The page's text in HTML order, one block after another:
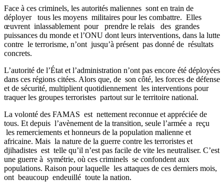
Face à ces criminels, les autorités maliennes sont en train de
déployer tous les moyens militaires pour les combattre. Elles
œuvrent inlassablement pour prendre le relais des grandes
puissances du monde et l’ONU dont leurs interventions, dans la lutte
contre le terrorisme, n’ont jusqu’à présent pas donné de résultats
concrets.
L’autorité de l’État et l’administration n’ont pas encore été déployées
dans ces régions citées. Alors que, de son côté, les forces de défense
et de sécurité, multiplient quotidiennement les interventions pour
traquer les groupes terroristes partout sur le territoire national.
La volonté des FAMAS est nettement reconnue et appréciée de
tous. Et depuis l’avènement de la transition, seule l’armée a reçu
les remerciements et honneurs de la population malienne et
africaine. Mais la nature de la guerre contre les terroristes et
djihadistes est telle qu’il n’est pas facile de vite les neutraliser. C’est
une guerre à symétrie, où ces criminels se confondent aux
populations. Raison pour laquelle les attaques de ces derniers mois,
ont beaucoup endeuillé toute la nation.